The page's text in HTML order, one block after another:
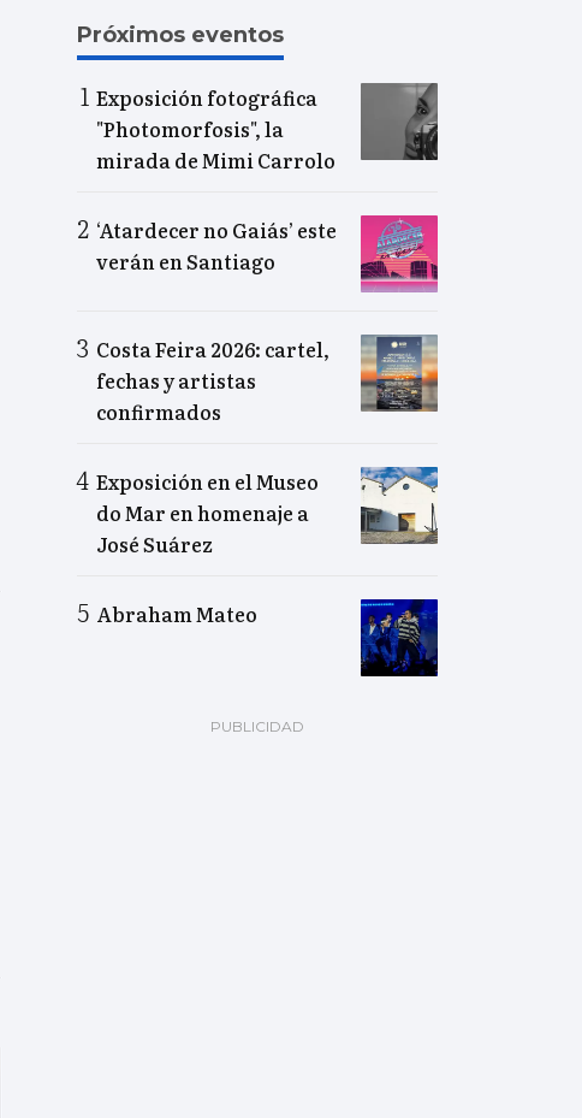
Próximos eventos
Exposición fotográfica
"Photomorfosis", la
mirada de Mimi Carrolo
‘Atardecer no Gaiás’ este
verán en Santiago
Costa Feira 2026: cartel,
fechas y artistas
confirmados
Exposición en el Museo
do Mar en homenaje a
José Suárez
Abraham Mateo